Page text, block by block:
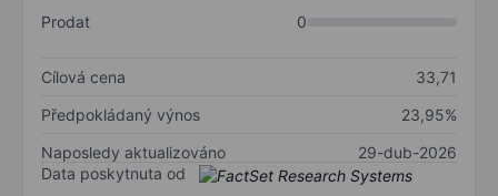
Prodat
0
Cílová cena
33,71
Předpokládaný výnos
23,95%
Naposledy aktualizováno
29-dub-2026
Data poskytnuta od